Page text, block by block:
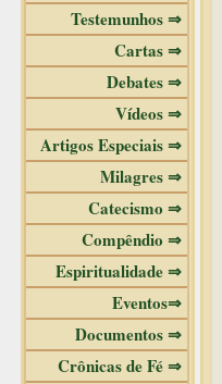
Testemunhos ⇒
Cartas ⇒
Debates ⇒
Vídeos ⇒
Artigos Especiais ⇒
Milagres ⇒
Catecismo ⇒
Compêndio ⇒
Espiritualidade ⇒
Eventos⇒
Documentos ⇒
Crônicas de Fé ⇒